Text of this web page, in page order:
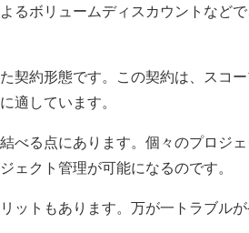
るボリュームディスカウントなど
契約形態です。この契約は、スコ
適しています。
べる点にあります。個々のプロジ
ェクト管理が可能になるのです。
ットもあります。万が一トラブルが